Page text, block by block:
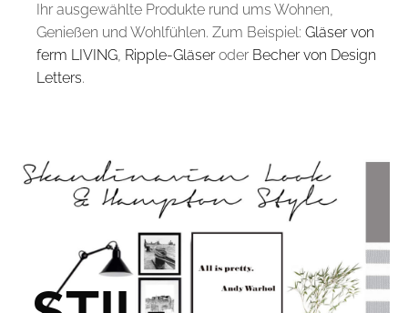
Ihr ausgewählte Produkte rund ums Wohnen,
Genießen und Wohlfühlen. Zum Beispiel: Gläser von
ferm LIVING, Ripple-Gläseroder Becher von Design
Letters.